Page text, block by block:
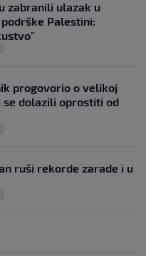
zabranili ulazak u
Palestini:
progovorio o velikoj
se dolazili oprostiti od
ruši rekorde zarade i u